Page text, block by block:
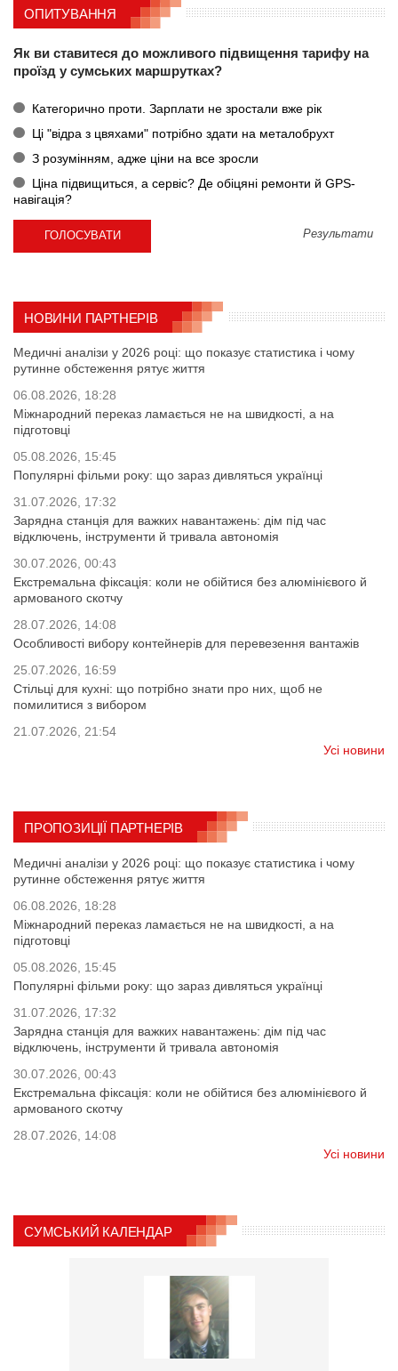
ОПИТУВАННЯ
Як ви ставитеся до можливого підвищення тарифу на
проїзд у сумських маршрутках?
Категорично проти. Зарплати не зростали вже рік
Ці "відра з цвяхами" потрібно здати на металобрухт
З розумінням, адже ціни на все зросли
Ціна підвищиться, а сервіс? Де обіцяні ремонти й GPS-
навігація?
Результати
НОВИНИ ПАРТНЕРІВ
Медичні аналізи у 2026 році: що показує статистика і чому
рутинне обстеження рятує життя
06.08.2026, 18:28
Міжнародний переказ ламається не на швидкості, а на
підготовці
05.08.2026, 15:45
Популярні фільми року: що зараз дивляться українці
31.07.2026, 17:32
Зарядна станція для важких навантажень: дім під час
відключень, інструменти й тривала автономія
30.07.2026, 00:43
Екстремальна фіксація: коли не обійтися без алюмінієвого й
армованого скотчу
28.07.2026, 14:08
Особливості вибору контейнерів для перевезення вантажів
25.07.2026, 16:59
Стільці для кухні: що потрібно знати про них, щоб не
помилитися з вибором
21.07.2026, 21:54
Усі новини
ПРОПОЗИЦІЇ ПАРТНЕРІВ
Медичні аналізи у 2026 році: що показує статистика і чому
рутинне обстеження рятує життя
06.08.2026, 18:28
Міжнародний переказ ламається не на швидкості, а на
підготовці
05.08.2026, 15:45
Популярні фільми року: що зараз дивляться українці
31.07.2026, 17:32
Зарядна станція для важких навантажень: дім під час
відключень, інструменти й тривала автономія
30.07.2026, 00:43
Екстремальна фіксація: коли не обійтися без алюмінієвого й
армованого скотчу
28.07.2026, 14:08
Усі новини
СУМСЬКИЙ КАЛЕНДАР